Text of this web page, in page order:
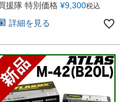
援隊 特別価格 ¥9,300税込
詳細を見る